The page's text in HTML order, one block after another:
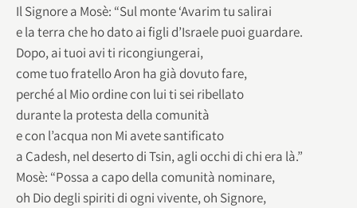
Il Signore a Mosè: “Sul monte ‘Avarim tu salirai
e la terra che ho dato ai figli d’Israele puoi guardare.
Dopo, ai tuoi avi ti ricongiungerai,
come tuo fratello Aron ha già dovuto fare,
perché al Mio ordine con lui ti sei ribellato
durante la protesta della comunità
e con l’acqua non Mi avete santificato
a Cadesh, nel deserto di Tsin, agli occhi di chi era là.”
Mosè: “Possa a capo della comunità nominare,
oh Dio degli spiriti di ogni vivente, oh Signore,